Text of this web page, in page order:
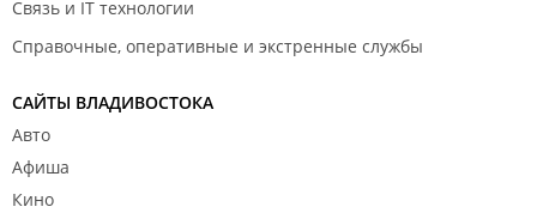
Связь и IT технологии
Справочные, оперативные и экстренные службы
САЙТЫ ВЛАДИВОСТОКА
Авто
Афиша
Кино